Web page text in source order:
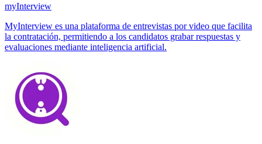
myInterview
MyInterview es una plataforma de entrevistas por video que facilita
la contratación, permitiendo a los candidatos grabar respuestas y
evaluaciones mediante inteligencia artificial.